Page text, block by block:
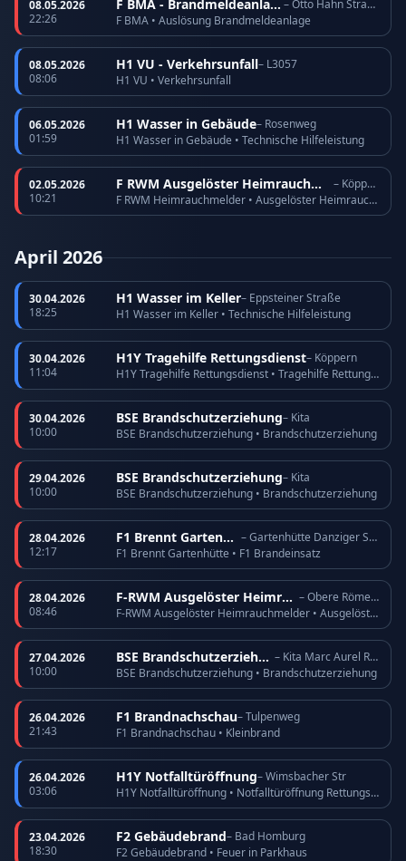
08.05.2026
22:26
F BMA - Brandmeldeanlage
– Otto Hahn Straße
F BMA • Auslösung Brandmeldeanlage
08.05.2026
08:06
H1 VU - Verkehrsunfall– L3057
H1 VU • Verkehrsunfall
06.05.2026
01:59
H1 Wasser in Gebäude– Rosenweg
H1 Wasser in Gebäude • Technische Hilfeleistung
02.05.2026
10:21
F RWM Ausgelöster Heimrauchmelder
– Köppern
F RWM Heimrauchmelder • Ausgelöster Heimrauchmelder
April 2026
30.04.2026
18:25
H1 Wasser im Keller– Eppsteiner Straße
H1 Wasser im Keller • Technische Hilfeleistung
30.04.2026
11:04
H1Y Tragehilfe Rettungsdienst– Köppern
H1Y Tragehilfe Rettungsdienst • Tragehilfe Rettungsdienst
30.04.2026
10:00
BSE Brandschutzerziehung– Kita
BSE Brandschutzerziehung • Brandschutzerziehung
29.04.2026
10:00
BSE Brandschutzerziehung– Kita
BSE Brandschutzerziehung • Brandschutzerziehung
28.04.2026
12:17
F1 Brennt Gartenhütte
– Gartenhütte Danziger Straße
F1 Brennt Gartenhütte • F1 Brandeinsatz
28.04.2026
08:46
F-RWM Ausgelöster Heimrauchmelder
– Obere Römerhofstr
F-RWM Ausgelöster Heimrauchmelder • Ausgelöster Heimrauchmelder
27.04.2026
10:00
BSE Brandschutzerziehung
– Kita Marc Aurel Ring
BSE Brandschutzerziehung • Brandschutzerziehung
26.04.2026
21:43
F1 Brandnachschau– Tulpenweg
F1 Brandnachschau • Kleinbrand
26.04.2026
03:06
H1Y Notfalltüröffnung– Wimsbacher Str
H1Y Notfalltüröffnung • Notfalltüröffnung Rettungsdienst
23.04.2026
18:30
F2 Gebäudebrand– Bad Homburg
F2 Gebäudebrand • Feuer in Parkhaus